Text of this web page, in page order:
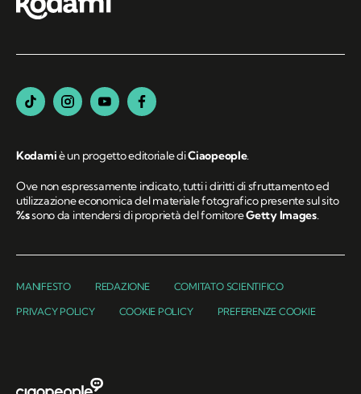
Kodamiè un progetto editoriale diCiaopeople.
Ove non espressamente indicato, tutti i diritti di sfruttamento ed
utilizzazione economica del materiale fotografico presente sul sito
%ssono da intendersi di proprietà del fornitoreGetty Images.
MANIFESTO REDAZIONE COMITATO SCIENTIFICO
PRIVACY POLICY COOKIE POLICY PREFERENZE COOKIE